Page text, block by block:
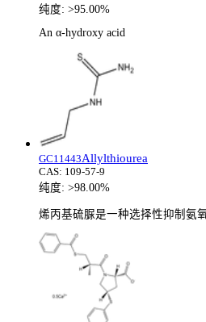
纯度: >95.00%
An α-hydroxy acid
GC11443Allylthiourea
CAS: 109-57-9
纯度: >98.00%
烯丙基硫脲是一种选择性抑制氨